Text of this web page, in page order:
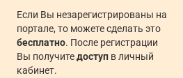
Если Вы незарегистрированы на
портале, то можете сделать это
бесплатно. После регистрации
Вы получитедоступ в личный
кабинет.